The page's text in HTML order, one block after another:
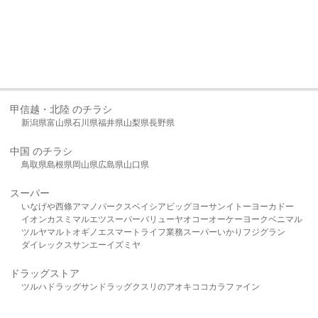
甲信越・北陸 のチラシ
新潟県富山県石川県福井県山梨県長野県
中国 のチラシ
鳥取県島根県岡山県広島県山口県
スーパー
いなげや西條アマノパークスベイシア ビッグヨーサンイトーヨーカドー
イオンカスミ マルエツスーパーバリューヤオコーオーケー ヨークベニマル
ツルヤマルト オギノ エスマート ライフ業務スーパーいかり フジグラン
ダイレックスサンエーイズミヤ
ドラッグストア
ツルハドラッグサンドラッグクスリのアオキ ココカラファイン